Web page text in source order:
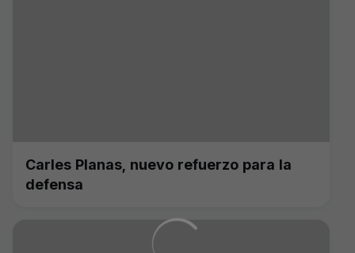
Carles Planas, nuevo refuerzo para la
defensa